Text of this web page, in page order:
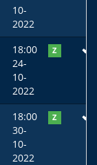
10-
2022
18:00
24-
10-
2022
Z
18:00
30-
10-
2022
Z